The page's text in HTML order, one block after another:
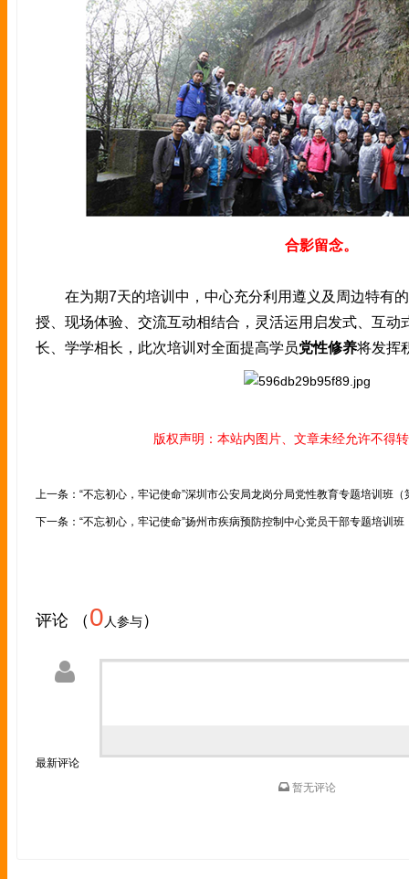
合影留念。
在为期7天的培训中，中心充分利用遵义及周边特有的
授、现场体验、交流互动相结合，灵活运用启发式、互动
长、学学相长，此次培训对全面提高学员党性修养将发挥
版权声明：本站内图片、文章未经允许不得
上一条：“不忘初心，牢记使命”深圳市公安局龙岗分局党性教育专题培训班（
下一条：“不忘初心，牢记使命”扬州市疾病预防控制中心党员干部专题培训班
评论 （ 0 人参与）
最新评论
暂无评论